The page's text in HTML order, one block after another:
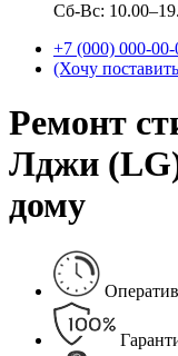
Сб-Вс:
+7 (000) 000-00-
(Хочу
Ремонт
Лджи (LG)
дому